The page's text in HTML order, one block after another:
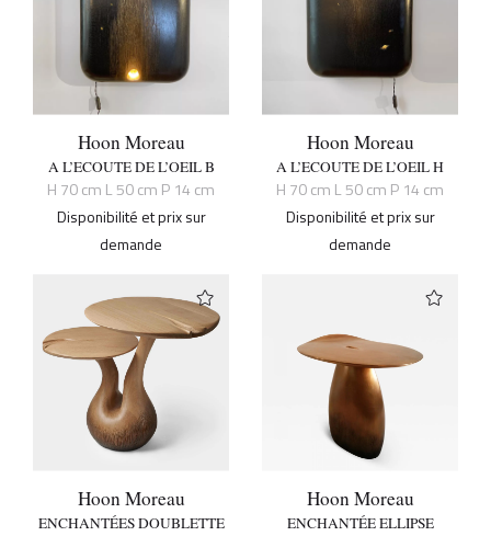
Hoon Moreau
A L’ECOUTE DE L’OEIL B
H 70 cm L 50 cm P 14 cm
Disponibilité et prix sur
demande
Hoon Moreau
A L’ECOUTE DE L’OEIL H
H 70 cm L 50 cm P 14 cm
Disponibilité et prix sur
demande
Hoon Moreau
ENCHANTÉES DOUBLETTE
Hoon Moreau
ENCHANTÉE ELLIPSE